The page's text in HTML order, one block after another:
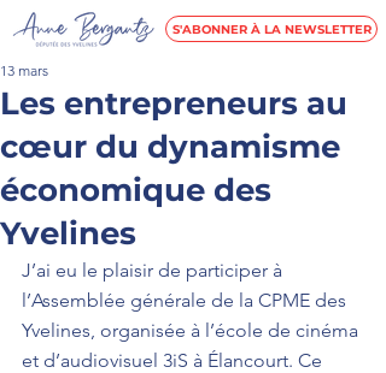
S'ABONNER À LA NEWSLETTER
Les entrepreneurs au
cœur du dynamisme
économique des
Yvelines
13 mars
J’ai eu le plaisir de participer à
l’Assemblée générale de la CPME des
Yvelines, organisée à l’école de cinéma
et d’audiovisuel 3iS à Élancourt. Ce